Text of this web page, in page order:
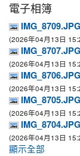
電子相簿
IMG_8709.JPG
(2026年04月13日
IMG_8707.JPG
(2026年04月13日
IMG_8706.JPG
(2026年04月13日
IMG_8705.JPG
(2026年04月13日
IMG_8704.JPG
(2026年04月13日
顯示全部